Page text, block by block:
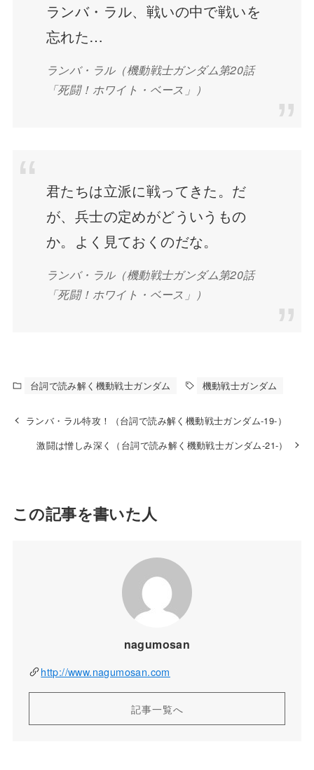
ランバ・ラル、戦いの中で戦いを
忘れた…
ランバ・ラル（機動戦士ガンダム第20話
「死闘！ホワイト・ベース」）
君たちは立派に戦ってきた。だ
が、兵士の定めがどういうもの
か。よく見ておくのだな。
ランバ・ラル（機動戦士ガンダム第20話
「死闘！ホワイト・ベース」）
台詞で読み解く機動戦士ガンダム 機動戦士ガンダム
ランバ・ラル特攻！（台詞で読み解く機動戦士ガンダム-19-）
激闘は憎しみ深く（台詞で読み解く機動戦士ガンダム-21-）
この記事を書いた人
nagumosan
http://www.nagumosan.com
記事一覧へ